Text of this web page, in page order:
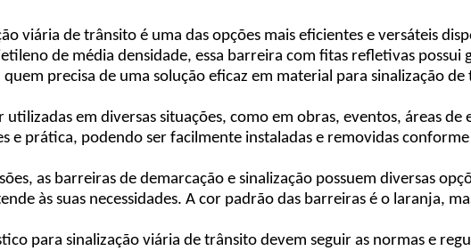
viária de trânsito é uma das opções mais eficientes e versáteis
de média densidade, essa barreira com fitas refletivas possui
precisa de uma solução eficaz em material para sinalização de
em diversas situações, como em obras, eventos, áreas de
e prática, podendo ser facilmente instaladas e removidas conforme
as barreiras de demarcação e sinalização possuem diversas
às suas necessidades. A cor padrão das barreiras é o laranja,
para sinalização viária de trânsito devem seguir as normas e